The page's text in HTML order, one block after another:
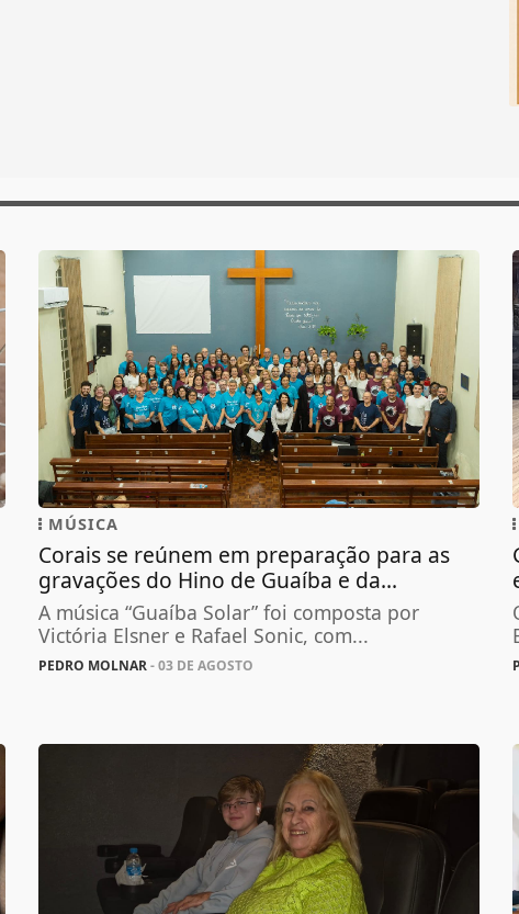
MÚSICA
Corais se reúnem em preparação para as
gravações do Hino de Guaíba e da...
A música “Guaíba Solar” foi composta por
Victória Elsner e Rafael Sonic, com...
PEDRO MOLNAR- 03 DE AGOSTO